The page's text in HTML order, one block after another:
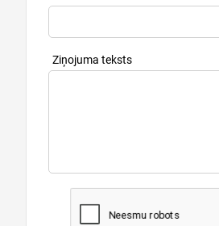
Ziņojuma teksts